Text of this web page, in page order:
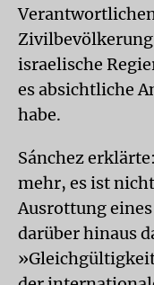
israelische
es absichtliche
habe.
Sánchez
mehr, es ist
Ausrottung
darüber hinaus